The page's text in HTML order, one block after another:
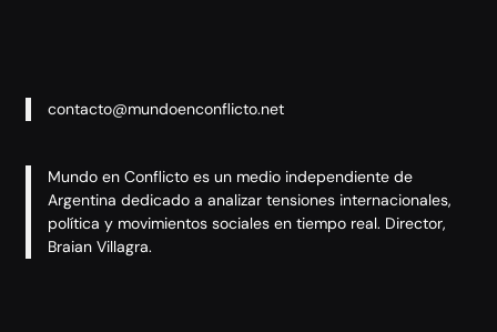
contacto@mundoenconflicto.net
Mundo en Conflicto es un medio independiente de
Argentina dedicado a analizar tensiones internacionales,
política y movimientos sociales en tiempo real. Director,
Braian Villagra.